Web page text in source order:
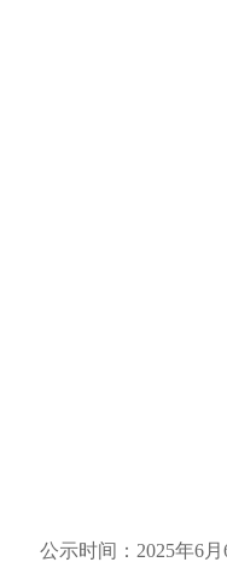
公示时间：2025年6月